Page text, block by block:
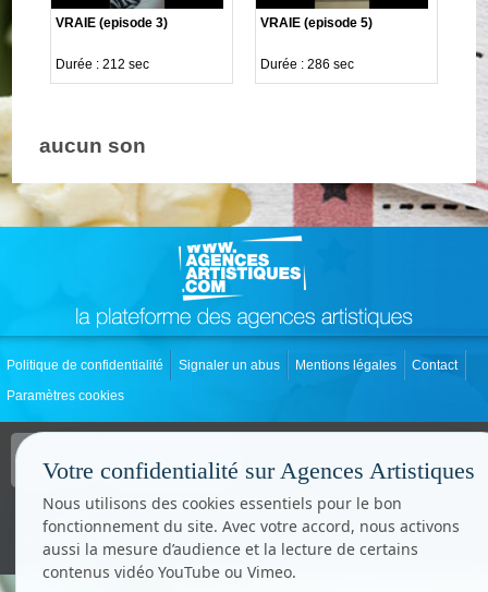
VRAIE (episode 3)
Durée : 212 sec
VRAIE (episode 5)
Durée : 286 sec
aucun son
Politique de confidentialité Signaler un abus Mentions légales
Contact
Paramètres cookies
Tous droits réservés
www.cccom.fr
Votre confidentialité sur Agences Artistiques
Nous utilisons des cookies essentiels pour le bon
fonctionnement du site. Avec votre accord, nous activons
aussi la mesure d’audience et la lecture de certains
contenus vidéo YouTube ou Vimeo.